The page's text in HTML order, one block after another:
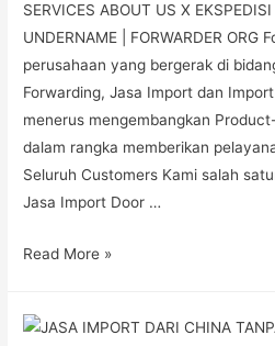
SERVICES ABOUT US X
UNDERNAME | FORWARDER ORG
perusahaan yang bergerak di
Forwarding, Jasa Import dan
menerus mengembangkan
dalam rangka memberikan
Seluruh Customers Kami salah
Jasa Import Door …
Read More »